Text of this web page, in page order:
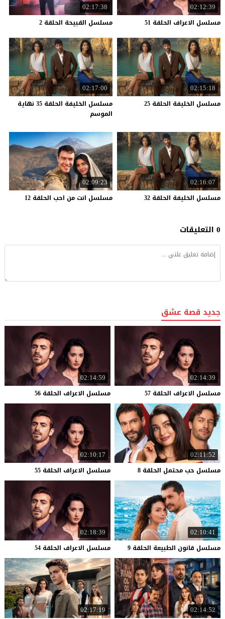
02:12:39
مسلسل الاعراف الحلقة 51
02:17:38
مسلسل القبيحة الحلقة 2
02:15:18
مسلسل الخليفة الحلقة 25
02:17:00
مسلسل الخليفة الحلقة 35 نهاية
الموسم
02:16:07
مسلسل الخليفة الحلقة 32
02:09:23
مسلسل انت من احب الحلقة 12
0 التعليقات
جديد قصة عشق
02:14:39
مسلسل الاعراف الحلقة 57
02:14:59
مسلسل الاعراف الحلقة 56
02:11:52
مسلسل حب محتمل الحلقة 8
02:10:17
مسلسل الاعراف الحلقة 55
02:10:41
مسلسل قانون الطبيعة الحلقة 9
02:18:39
مسلسل الاعراف الحلقة 54
02:14:52
02:17:19